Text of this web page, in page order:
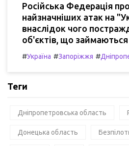
Російська Федерація
найзначніших атак на
внаслідок чого
об'єктів, що
#Україна #Запоріжжя #
Теги
Дніпропетровська область
Донецька область